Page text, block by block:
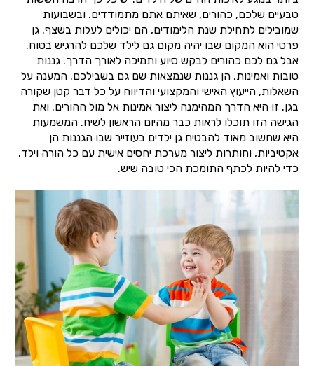
טבעיים שלכם, כהורים, שאיתם אתם מתמודדים. ובשבועות
שמובילים לתחילת שנת הלימודים, הם יכולים לעלות בשצף. גן
פרטי הוא המקום שבו יהיה מקום גם לילד שלכם להרגיש בטוח.
אבל גם לכם כהורים לבקש סיוע ותמיכה לאורך הדרך. גננות
טובות ואמינות, הן גננות שנמצאות שם גם בשבילכם. המענה על
השאלות, הייעוץ האישי והמקצועי והדיווח על כל דבר קטן שקורה
בגן. זו היא הדרך המהימנה ליצור אמינות אל מול ההורים. ואת
הגישה הזו תוכלו לראות כבר מהיום הראשון לשיח. המשמעות
היא שחשוב מאוד להבטיח גן ילדים בעוזייר שבו הגננות הן
אקטיביות, וחותרות ליצור מערכת יחסים אישית עם כל הורה וילד.
כדי להיות לכתף התומכת הכי טובה שיש.